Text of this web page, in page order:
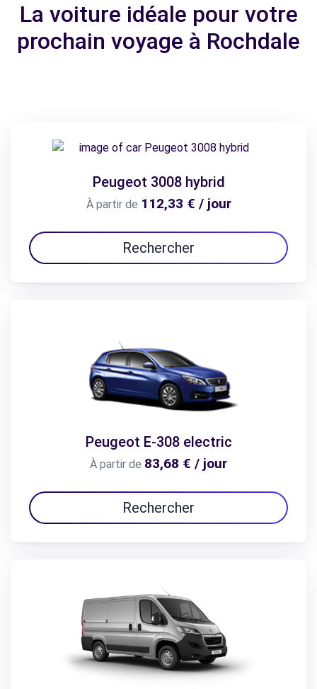
La voiture idéale pour votre
prochain voyage à Rochdale
Peugeot 3008 hybrid
À partir de 112,33 € / jour
Rechercher
Peugeot E-308 electric
À partir de 83,68 € / jour
Rechercher